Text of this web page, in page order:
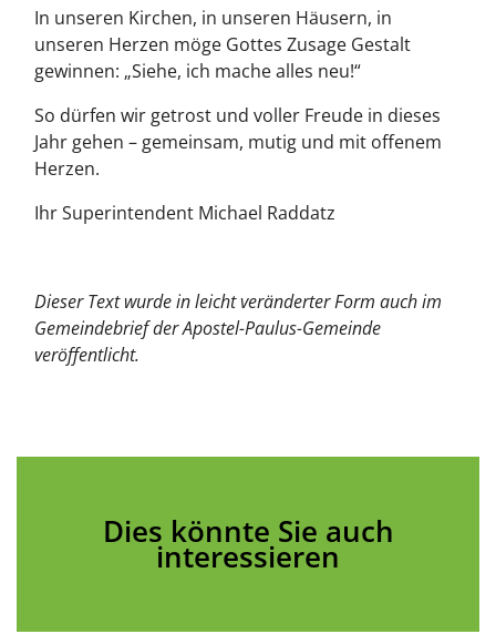
In unseren Kirchen, in unseren Häusern, in
unseren Herzen möge Gottes Zusage Gestalt
gewinnen: „Siehe, ich mache alles neu!“
So dürfen wir getrost und voller Freude in dieses
Jahr gehen – gemeinsam, mutig und mit offenem
Herzen.
Ihr Superintendent Michael Raddatz
Dieser Text wurde in leicht veränderter Form auch im
Gemeindebrief der Apostel-Paulus-Gemeinde
veröffentlicht.
Dies könnte Sie auch
interessieren